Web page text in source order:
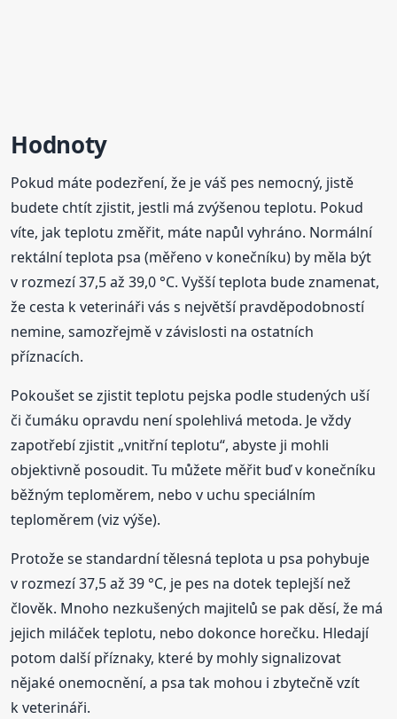
Hodnoty
Pokud máte podezření, že je váš pes nemocný, jistě
budete chtít zjistit, jestli má zvýšenou teplotu. Pokud
víte, jak teplotu změřit, máte napůl vyhráno. Normální
rektální teplota psa (měřeno v konečníku) by měla být
v rozmezí 37,5 až 39,0 °C. Vyšší teplota bude znamenat,
že cesta k veterináři vás s největší pravděpodobností
nemine, samozřejmě v závislosti na ostatních
příznacích.
Pokoušet se zjistit teplotu pejska podle studených uší
či čumáku opravdu není spolehlivá metoda. Je vždy
zapotřebí zjistit „vnitřní teplotu“, abyste ji mohli
objektivně posoudit. Tu můžete měřit buď v konečníku
běžným teploměrem, nebo v uchu speciálním
teploměrem (viz výše).
Protože se standardní tělesná teplota u psa pohybuje
v rozmezí 37,5 až 39 °C, je pes na dotek teplejší než
člověk. Mnoho nezkušených majitelů se pak děsí, že má
jejich miláček teplotu, nebo dokonce horečku. Hledají
potom další příznaky, které by mohly signalizovat
nějaké onemocnění, a psa tak mohou i zbytečně vzít
k veterináři.